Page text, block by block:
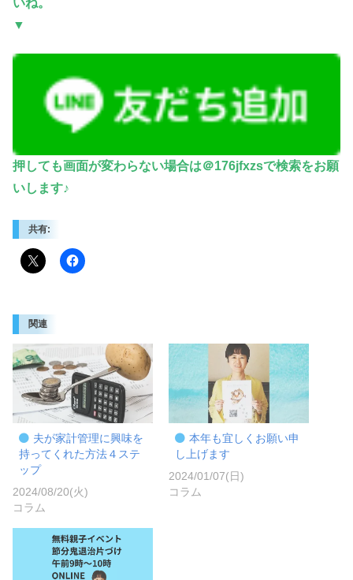
いね。
▼
押しても画面が変わらない場合は＠176jfxzsで検索をお願
いします♪
共有:
関連
夫が家計管理に興味を
持ってくれた方法４ステ
ップ
2024/08/20(火)
コラム
本年も宜しくお願い申
し上げます
2024/01/07(日)
コラム